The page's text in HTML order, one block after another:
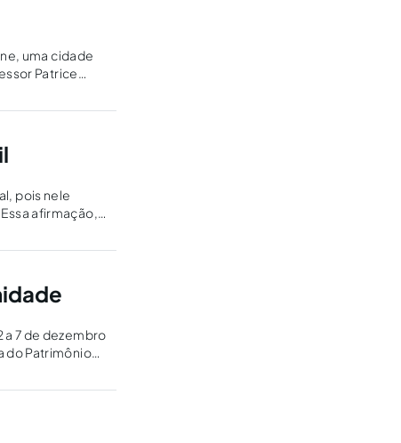
uma cidade
Patrice
pois nele
afirmação,
a 7 de dezembro
do Patrimônio